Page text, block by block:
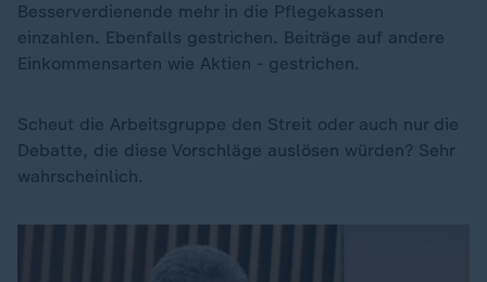
Besserverdienende mehr in die Pflegekassen
einzahlen. Ebenfalls gestrichen. Beiträge auf andere
Einkommensarten wie Aktien - gestrichen.
Scheut die Arbeitsgruppe den Streit oder auch nur die
Debatte, die diese Vorschläge auslösen würden? Sehr
wahrscheinlich.